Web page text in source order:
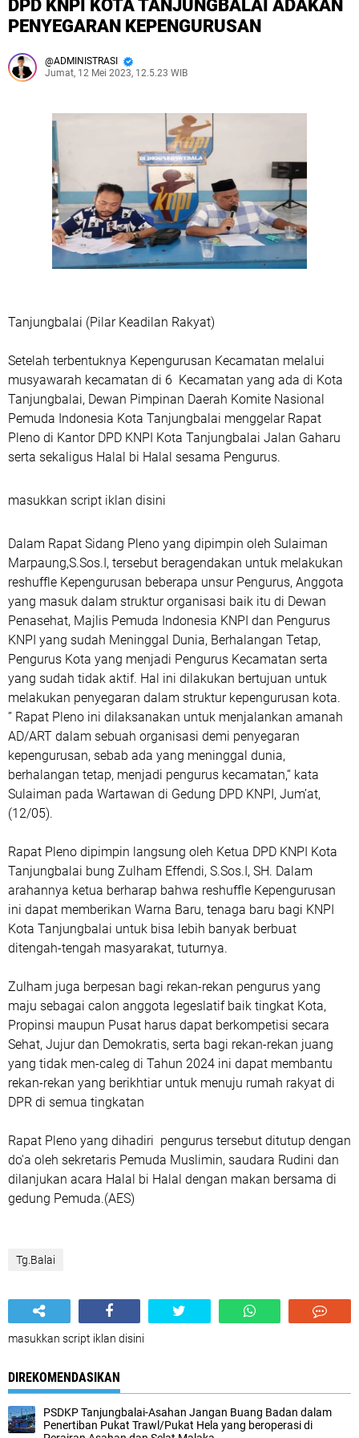
DPD KNPI KOTA TANJUNGBALAI ADAKAN
PENYEGARAN KEPENGURUSAN
ADMINISTRASI
Jumat, 12 Mei 2023, 12.5.23 WIB
Tanjungbalai (Pilar Keadilan Rakyat)
Setelah terbentuknya Kepengurusan Kecamatan melalui
musyawarah kecamatan di 6 Kecamatan yang ada di Kota
Tanjungbalai, Dewan Pimpinan Daerah Komite Nasional
Pemuda Indonesia Kota Tanjungbalai menggelar Rapat
Pleno di Kantor DPD KNPI Kota Tanjungbalai Jalan Gaharu
serta sekaligus Halal bi Halal sesama Pengurus.
masukkan script iklan disini
Dalam Rapat Sidang Pleno yang dipimpin oleh Sulaiman
Marpaung,S.Sos.I, tersebut beragendakan untuk melakukan
reshuffle Kepengurusan beberapa unsur Pengurus, Anggota
yang masuk dalam struktur organisasi baik itu di Dewan
Penasehat, Majlis Pemuda Indonesia KNPI dan Pengurus
KNPI yang sudah Meninggal Dunia, Berhalangan Tetap,
Pengurus Kota yang menjadi Pengurus Kecamatan serta
yang sudah tidak aktif. Hal ini dilakukan bertujuan untuk
melakukan penyegaran dalam struktur kepengurusan kota.
” Rapat Pleno ini dilaksanakan untuk menjalankan amanah
AD/ART dalam sebuah organisasi demi penyegaran
kepengurusan, sebab ada yang meninggal dunia,
berhalangan tetap, menjadi pengurus kecamatan,“ kata
Sulaiman pada Wartawan di Gedung DPD KNPI, Jum’at,
(12/05).
Rapat Pleno dipimpin langsung oleh Ketua DPD KNPI Kota
Tanjungbalai bung Zulham Effendi, S.Sos.I, SH. Dalam
arahannya ketua berharap bahwa reshuffle Kepengurusan
ini dapat memberikan Warna Baru, tenaga baru bagi KNPI
Kota Tanjungbalai untuk bisa lebih banyak berbuat
ditengah-tengah masyarakat, tuturnya.
Zulham juga berpesan bagi rekan-rekan pengurus yang
maju sebagai calon anggota legeslatif baik tingkat Kota,
Propinsi maupun Pusat harus dapat berkompetisi secara
Sehat, Jujur dan Demokratis, serta bagi rekan-rekan juang
yang tidak men-caleg di Tahun 2024 ini dapat membantu
rekan-rekan yang berikhtiar untuk menuju rumah rakyat di
DPR di semua tingkatan
Rapat Pleno yang dihadiri pengurus tersebut ditutup dengan
do'a oleh sekretaris Pemuda Muslimin, saudara Rudini dan
dilanjukan acara Halal bi Halal dengan makan bersama di
gedung Pemuda.(AES)
Tg.Balai
masukkan script iklan disini
DIREKOMENDASIKAN
PSDKP Tanjungbalai-Asahan Jangan Buang Badan dalam
Penertiban Pukat Trawl/Pukat Hela yang beroperasi di